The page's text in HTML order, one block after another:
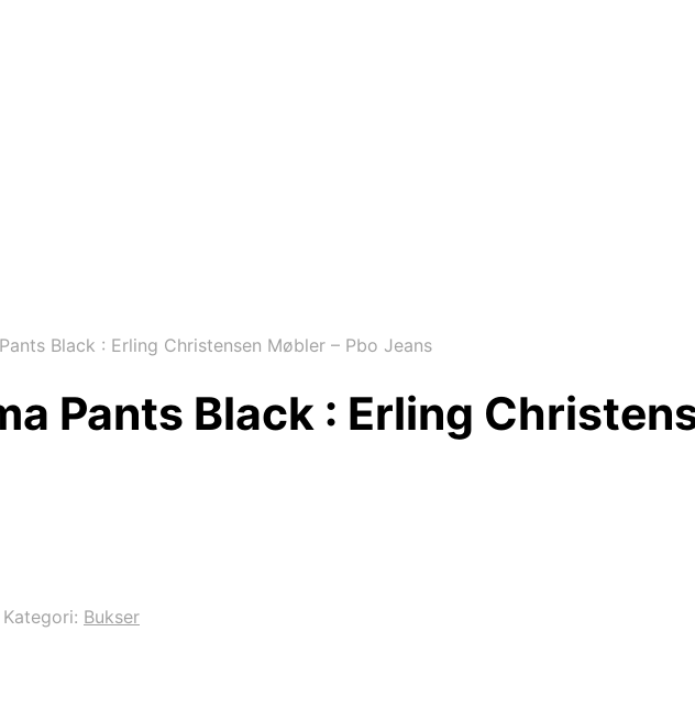
Black : Erling Christensen Møbler – Pbo Jeans
Pants Black : Erling
Kategori: Bukser